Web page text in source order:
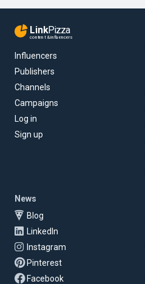
LinkPizza
content & influencers
Influencers
Publishers
Channels
Campaigns
Log in
Sign up
News
Blog
LinkedIn
Instagram
Pinterest
Facebook